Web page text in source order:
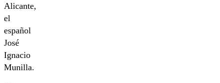
Alicante,
el
español
José
Ignacio
Munilla.